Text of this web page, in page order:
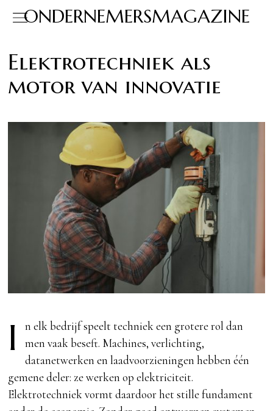
ONDERNEMERSMAGAZINE
Elektrotechniek als
motor van innovatie
I
n elk bedrijf speelt techniek een grotere rol dan
men vaak beseft. Machines, verlichting,
datanetwerken en laadvoorzieningen hebben één
gemene deler: ze werken op elektriciteit.
Elektrotechniek vormt daardoor het stille fundament